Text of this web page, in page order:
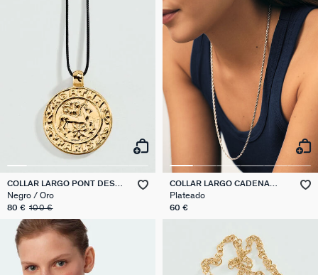
COLLAR LARGO PONT DES
ARTS
Negro / Oro
80 € 100 €
COLLAR LARGO CADENA
CUERDA
Plateado
60 €